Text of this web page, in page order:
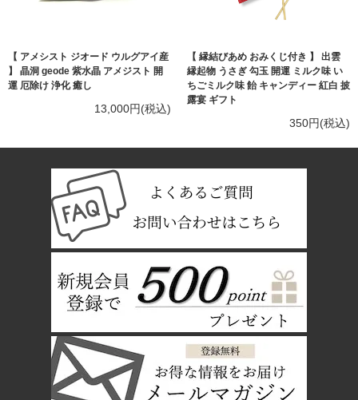
【 アメシスト ジオード ウルグアイ産
】 晶洞 geode 紫水晶 アメジスト 開
運 厄除け 浄化 癒し
13,000円(税込)
【 縁結びあめ おみくじ付き 】 出雲
縁起物 うさぎ 勾玉 開運 ミルク味 い
ちごミルク味 飴 キャンディー 紅白 披
露宴 ギフト
350円(税込)